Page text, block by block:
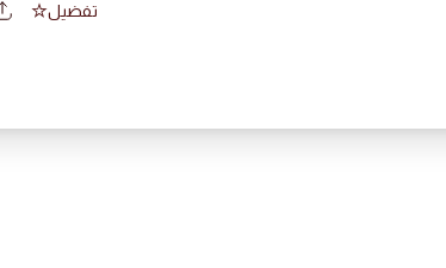
تفضيل